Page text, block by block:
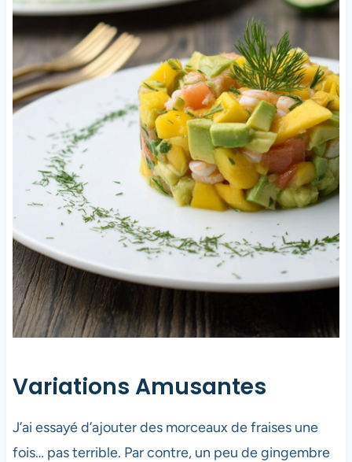
Variations Amusantes
J’ai essayé d’ajouter des morceaux de fraises une
fois… pas terrible. Par contre, un peu de gingembre